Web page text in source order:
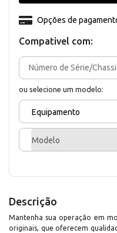
Compativel com:
ou selecione um modelo:
Equipamento
Modelo
Opções de
Descrição
Mantenha sua operação em
originais, que oferecem